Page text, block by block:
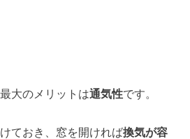
大のメリットは通気性です。
ておき、窓を開ければ換気が容